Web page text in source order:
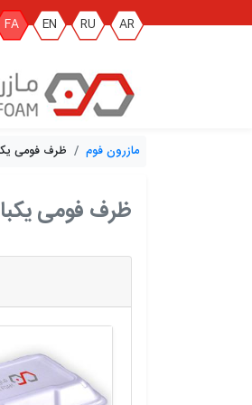
FA EN RU
AR
مازرون فوم ظرف فومی
ظرف فومی